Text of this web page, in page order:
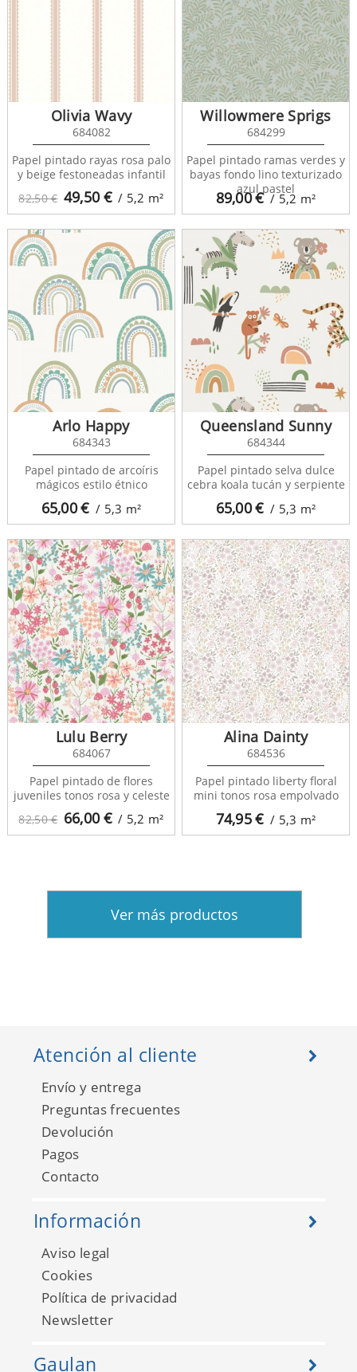
82,50 € 49,50€ / 5,2 m²
Olivia Wavy
684082
Papel pintado rayas rosa palo
y beige festoneadas infantil
89,00€ / 5,2 m²
Willowmere Sprigs
684299
Papel pintado ramas verdes y
bayas fondo lino texturizado
azul pastel
65,00€ / 5,3 m²
Arlo Happy
684343
Papel pintado de arcoíris
mágicos estilo étnico
65,00€ / 5,3 m²
Queensland Sunny
684344
Papel pintado selva dulce
cebra koala tucán y serpiente
82,50 € 66,00€ / 5,2 m²
Lulu Berry
684067
Papel pintado de flores
juveniles tonos rosa y celeste
74,95€ / 5,3 m²
Alina Dainty
684536
Papel pintado liberty floral
mini tonos rosa empolvado
Ver más productos
Atención al cliente
Envío y entrega
Preguntas frecuentes
Devolución
Pagos
Contacto
Información
Aviso legal
Cookies
Política de privacidad
Newsletter
Gaulan